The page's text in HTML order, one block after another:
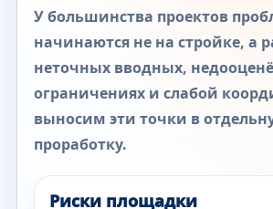
У большинства проектов
начинаются не на стройке, а
неточных вводных,
ограничениях и слабой
выносим эти точки в
проработку.
Риски площадки